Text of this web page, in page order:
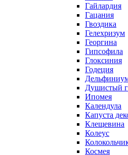
Гайлардия
Гацания
Гвоздика
Гелехризум
Георгина
Гипсофила
Глоксиния
Годеция
Душистый
Ипомея
Календула
Капуста
Клещевина
Колеус
Космея